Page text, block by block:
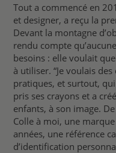
Tout a commencé en
et designer, a reçu la
Devant la montagne
rendu compte
besoins : elle voulait
à utiliser. “Je voulais
pratiques, et surtout,
pris ses crayons et a
enfants, à son image.
Colle à moi, une
années, une référence
d’identification